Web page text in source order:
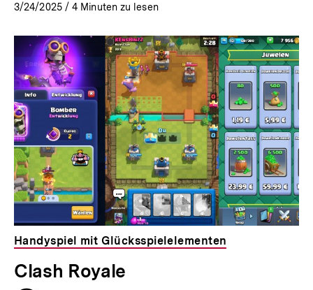
3/24/2025 / 4 Minuten zu lesen
Handyspiel mit Glücksspielelementen
Clash Royale